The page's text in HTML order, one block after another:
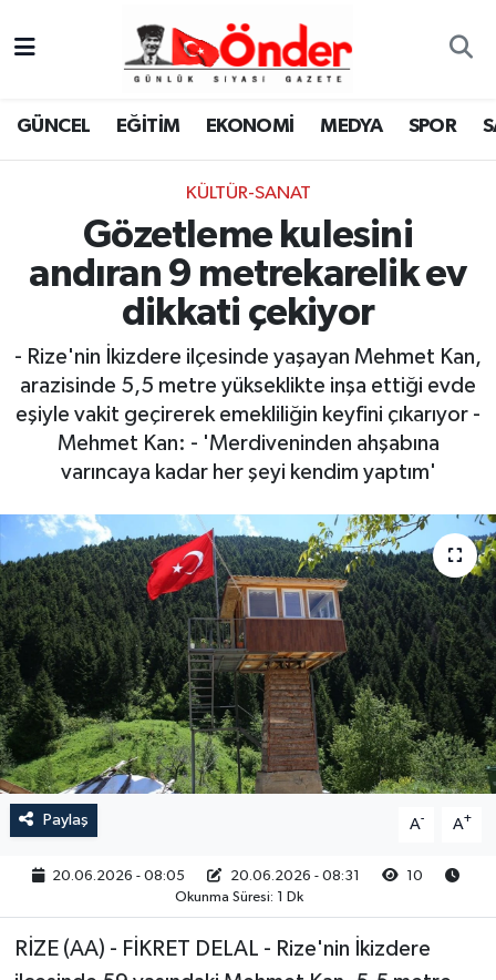
GÜNCEL EĞİTİM EKONOMİ MEDYA SPOR
KÜLTÜR-SANAT
Gözetleme kulesini
andıran 9 metrekarelik ev
dikkati çekiyor
- Rize'nin İkizdere ilçesinde yaşayan Mehmet Kan,
arazisinde 5,5 metre yükseklikte inşa ettiği evde
eşiyle vakit geçirerek emekliliğin keyfini çıkarıyor -
Mehmet Kan: - 'Merdiveninden ahşabına
varıncaya kadar her şeyi kendim yaptım'
Paylaş A- A+
20.06.2026 - 08:05 20.06.2026 - 08:31
10
Okunma Süresi: 1 Dk
RİZE (AA) - FİKRET DELAL - Rize'nin İkizdere
GÜNCEL
MEDYA
SAĞLIK
KÜLTÜR-SANAT
YAŞAM
RESMİ İLAN
Zonguldak Nöbetçi Eczaneler
Zonguldak Namaz Vakitleri
Zonguldak Trafik Yoğunluk Haritası
TFF 3.Lig 4.Grup Puan Durumu ve Fikstür
Tüm Manşetler
Son Dakika Haberleri
Haber Arşivi